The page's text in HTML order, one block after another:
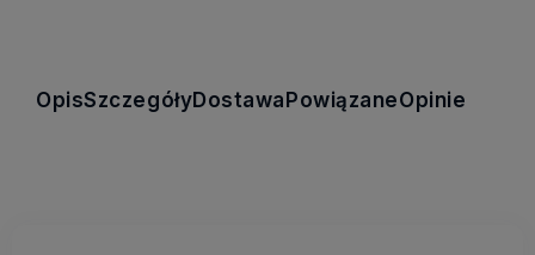
OpisSzczegółyDostawa PowiązaneOpinie